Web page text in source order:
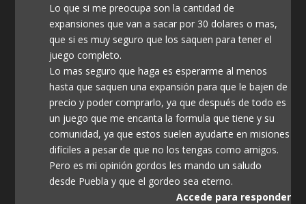
Lo que si me preocupa son la cantidad de
expansiones que van a sacar por 30 dolares o mas,
que si es muy seguro que los saquen para tener el
juego completo.
Lo mas seguro que haga es esperarme al menos
hasta que saquen una expansión para que le bajen de
precio y poder comprarlo, ya que después de todo es
un juego que me encanta la formula que tiene y su
comunidad, ya que estos suelen ayudarte en misiones
difíciles a pesar de que no los tengas como amigos.
Pero es mi opinión gordos les mando un saludo
desde Puebla y que el gordeo sea eterno.
Accede para responder